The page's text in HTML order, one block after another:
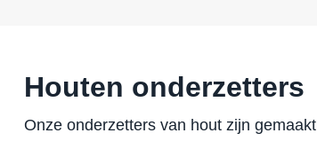
Houten onderzetters
Onze onderzetters van hout zijn